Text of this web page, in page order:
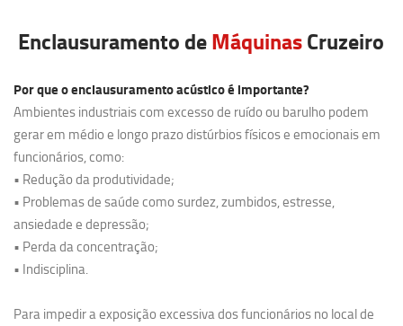
Enclausuramento deMáquinasCruzeiro
Por que o enclausuramento acústico é importante?
Ambientes industriais com excesso de ruído ou barulho podem
gerar em médio e longo prazo distúrbios físicos e emocionais em
funcionários, como:
• Redução da produtividade;
• Problemas de saúde como surdez, zumbidos, estresse,
ansiedade e depressão;
• Perda da concentração;
• Indisciplina.
Para impedir a exposição excessiva dos funcionários no local de